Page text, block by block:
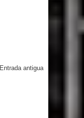
Entrada antigua